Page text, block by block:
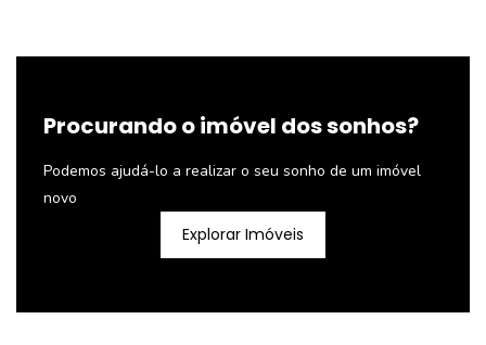
Procurando o imóvel dos sonhos?
Podemos ajudá-lo a realizar o seu sonho de um imóvel
novo
Explorar Imóveis